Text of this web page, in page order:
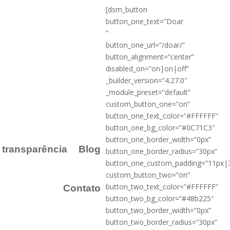
transparência Blog
Contato
[dsm_button
button_one_text=”Doar
”
button_one_url=”/doar/”
button_alignment=”center”
disabled_on=”on|on|off”
_builder_version=”4.27.0″
_module_preset=”default”
custom_button_one=”on”
button_one_text_color=”#FFFFFF”
button_one_bg_color=”#0C71C3″
button_one_border_width=”0px”
button_one_border_radius=”30px”
custom_button_two=”on”
button_two_text_color=”#FFFFFF”
button_two_bg_color=”#48b225″
button_two_border_width=”0px”
button_two_border_radius=”30px”